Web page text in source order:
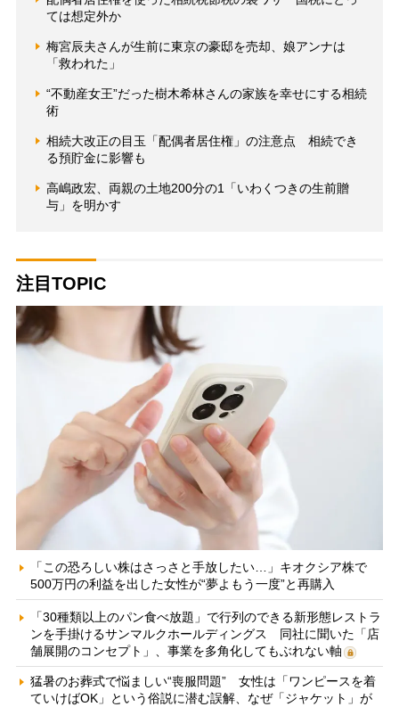
ては想定外か
梅宮辰夫さんが生前に東京の豪邸を売却、娘アンナは
「救われた」
“不動産女王”だった樹木希林さんの家族を幸せにする相続
術
相続大改正の目玉「配偶者居住権」の注意点 相続でき
る預貯金に影響も
高嶋政宏、両親の土地200分の1「いわくつきの生前贈
与」を明かす
注目TOPIC
「この恐ろしい株はさっさと手放したい…」キオクシア株で
500万円の利益を出した女性が“夢よもう一度”と再購入
「30種類以上のパン食べ放題」で行列のできる新形態レストラ
ンを手掛けるサンマルクホールディングス 同社に聞いた「店
舗展開のコンセプト」、事業を多角化してもぶれない軸
猛暑のお葬式で悩ましい“喪服問題” 女性は「ワンピースを着
ていけばOK」という俗説に潜む誤解、なぜ「ジャケット」が